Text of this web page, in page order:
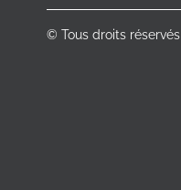
© Tous droits réservés